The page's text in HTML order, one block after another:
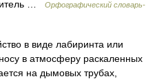
…
Орфографический словарь-
в виде лабиринта или
в атмосферу раскаленных
на дымовых трубах,